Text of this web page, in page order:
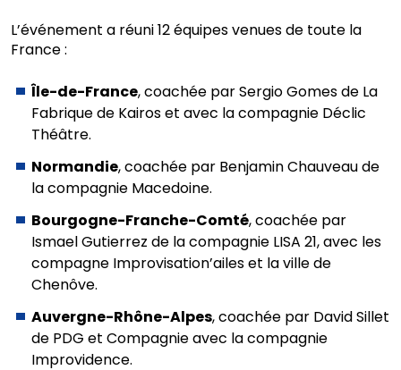
L’événement a réuni 12 équipes venues de toute la
France :
Île-de-France, coachée par Sergio Gomes de La
Fabrique de Kairos et avec la compagnie Déclic
Théâtre.
Normandie, coachée par Benjamin Chauveau de
la compagnie Macedoine.
Bourgogne-Franche-Comté, coachée par
Ismael Gutierrez de la compagnie LISA 21, avec les
compagne Improvisation’ailes et la ville de
Chenôve.
Auvergne-Rhône-Alpes, coachée par David Sillet
de PDG et Compagnie avec la compagnie
Improvidence.